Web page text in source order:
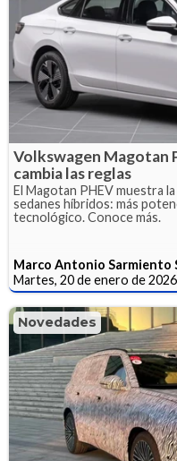
Volkswagen Magotan
cambia las reglas
El Magotan PHEV muestra
sedanes híbridos: más
tecnológico. Conoce más.
Marco Antonio Sarmiento
Martes, 20 de enero de 2026
Novedades